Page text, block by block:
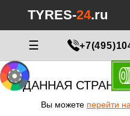
TYRES-24.ru
☰
ДАННАЯ
Вы можете перейти